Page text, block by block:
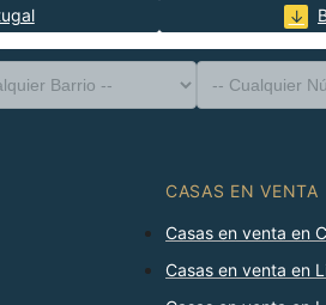
--
--
Barrio --
Número --
CASAS EN VENTA
Casas en venta en
Casas en venta en